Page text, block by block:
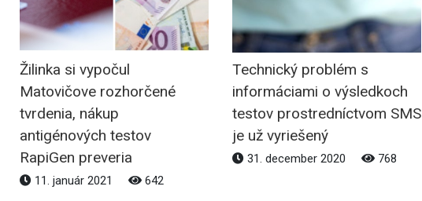
Žilinka si vypočul
Matovičove rozhorčené
tvrdenia, nákup
antigénových testov
RapiGen preveria
11. január 2021 642
Technický problém s
informáciami o výsledkoch
testov prostredníctvom SMS
je už vyriešený
31. december 2020 768